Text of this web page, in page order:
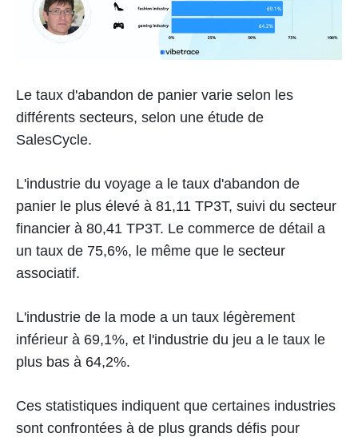
Le taux d'abandon de panier varie selon les
différents secteurs, selon une étude de
SalesCycle.
L'industrie du voyage a le taux d'abandon de
panier le plus élevé à 81,11 TP3T, suivi du secteur
financier à 80,41 TP3T. Le commerce de détail a
un taux de 75,6%, le même que le secteur
associatif.
L'industrie de la mode a un taux légèrement
inférieur à 69,1%, et l'industrie du jeu a le taux le
plus bas à 64,2%.
Ces statistiques indiquent que certaines industries
sont confrontées à de plus grands défis pour